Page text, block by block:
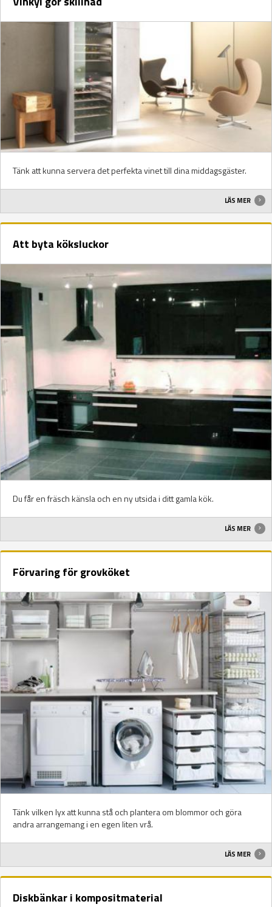
Tänk att kunna servera det perfekta vinet till dina middagsgäster.
LÄS MER
Att byta köksluckor
Du får en fräsch känsla och en ny utsida i ditt gamla kök.
LÄS MER
Förvaring för grovköket
Tänk vilken lyx att kunna stå och plantera om blommor och göra
andra arrangemang i en egen liten vrå.
LÄS MER
Diskbänkar i kompositmaterial